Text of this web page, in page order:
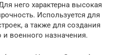
него характерна высокая
Используется для
а также для создания
и военного назначения.